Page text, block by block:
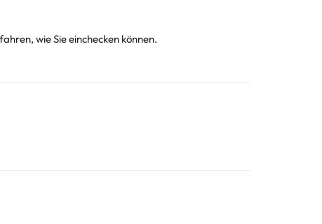
wie Sie einchecken können.